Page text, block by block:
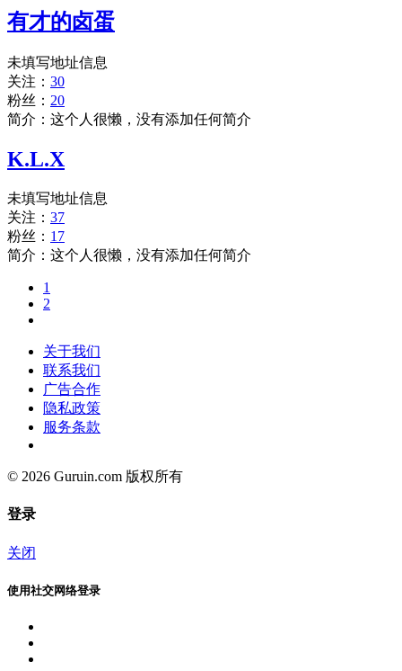
有才的卤蛋
未填写地址信息
关注： 30
粉丝： 20
简介：这个人很懒，没有添加任何简介
K.L.X
未填写地址信息
关注： 37
粉丝： 17
简介：这个人很懒，没有添加任何简介
1
2
关于我们
联系我们
广告合作
隐私政策
服务条款
© 2026 Guruin.com 版权所有
登录
关闭
使用社交网络登录